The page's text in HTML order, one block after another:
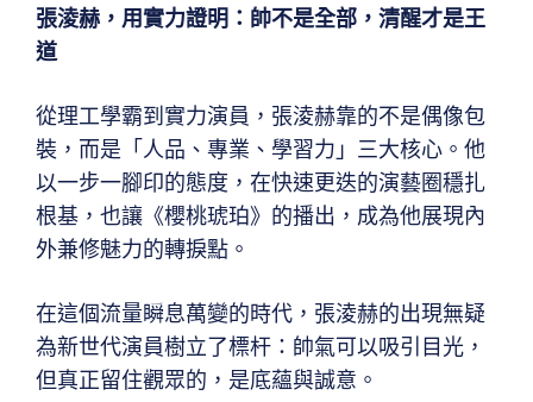
張淩赫，用實力證明：帥不是全部，清醒才是王
道
從理工學霸到實力演員，張淩赫靠的不是偶像包
裝，而是「人品、專業、學習力」三大核心。他
以一步一腳印的態度，在快速更迭的演藝圈穩扎
根基，也讓《櫻桃琥珀》的播出，成為他展現內
外兼修魅力的轉捩點。
在這個流量瞬息萬變的時代，張淩赫的出現無疑
為新世代演員樹立了標杆：帥氣可以吸引目光，
但真正留住觀眾的，是底蘊與誠意。